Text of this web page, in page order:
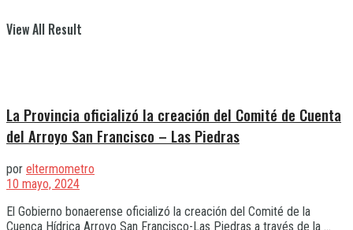
View All Result
La Provincia oficializó la creación del Comité de Cuenta
del Arroyo San Francisco – Las Piedras
por eltermometro
10 mayo, 2024
El Gobierno bonaerense oficializó la creación del Comité de la
Cuenca Hídrica Arroyo San Francisco-Las Piedras a través de la ...